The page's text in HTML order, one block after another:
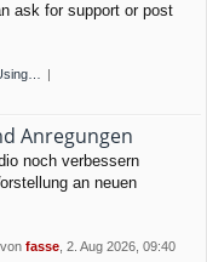
ask for support or post
Anregungen
noch verbessern
an neuen
von fasse , 2. Aug 2026, 09:40